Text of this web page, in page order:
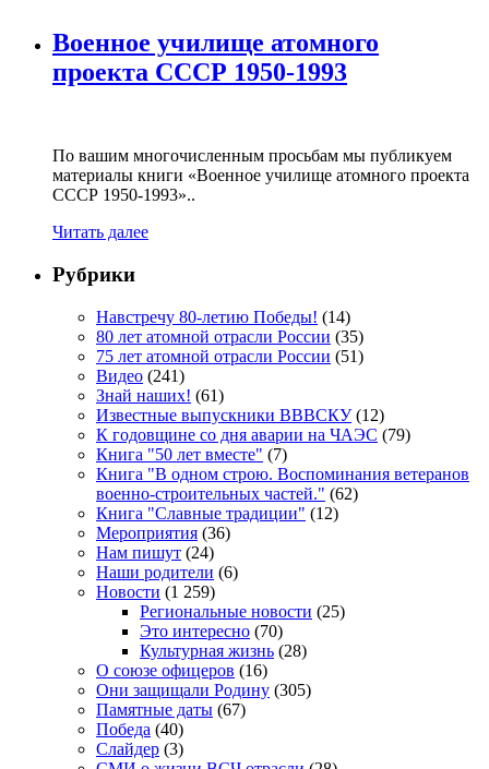
Военное училище атомного
проекта СССР 1950-1993
По вашим многочисленным просьбам мы публикуем
материалы книги «Военное училище атомного проекта
СССР 1950-1993»..
Читать далее
Рубрики
Навстречу 80-летию Победы! (14)
80 лет атомной отрасли России (35)
75 лет атомной отрасли России (51)
Видео (241)
Знай наших! (61)
Известные выпускники ВВВСКУ(12)
К годовщине со дня аварии на ЧАЭС (79)
Книга "50 лет вместе" (7)
Книга "В одном строю. Воспоминания ветеранов
военно-строительных частей." (62)
Книга "Славные традиции" (12)
Мероприятия (36)
Нам пишут (24)
Наши родители (6)
Новости (1 259)
Региональные новости (25)
Это интересно (70)
Культурная жизнь (28)
О союзе офицеров (16)
Они защищали Родину (305)
Памятные даты (67)
Победа (40)
Слайдер (3)